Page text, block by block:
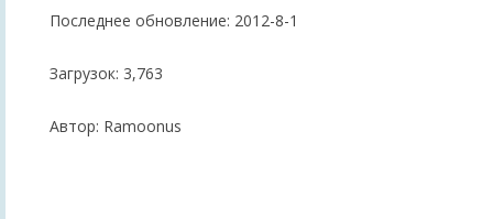
Последнее обновление: 2012-8-1
Загрузок: 3,763
Автор: Ramoonus